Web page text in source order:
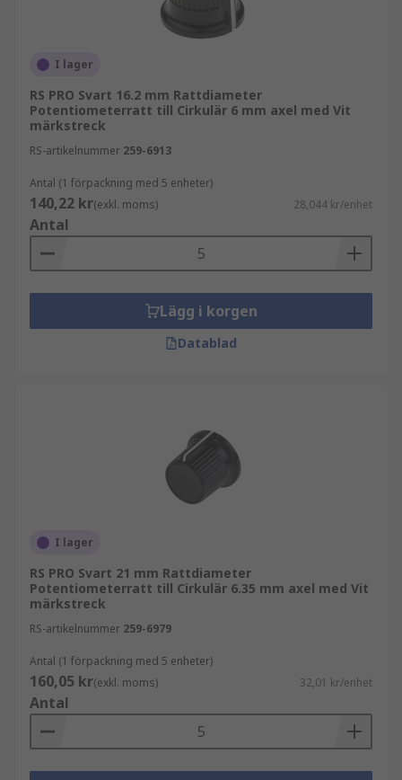
I lager
RS PRO Svart 16.2 mm Rattdiameter
Potentiometerratt till Cirkulär 6 mm axel med Vit
märkstreck
RS-artikelnummer 259-6913
Antal (1 förpackning med 5 enheter)
140,22 kr(exkl. moms) 28,044 kr/enhet
Antal
Lägg i korgen
Datablad
I lager
RS PRO Svart 21 mm Rattdiameter
Potentiometerratt till Cirkulär 6.35 mm axel med Vit
märkstreck
RS-artikelnummer 259-6979
Antal (1 förpackning med 5 enheter)
160,05 kr(exkl. moms) 32,01 kr/enhet
Antal